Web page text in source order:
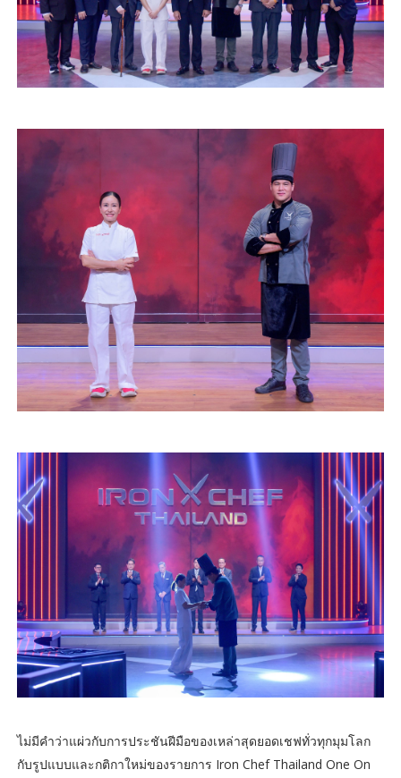
ไม่มีคำว่าแผ่วกับการประชันฝีมือของเหล่าสุดยอดเชฟทั่วทุกมุมโลก
กับรูปแบบและกติกาใหม่ของรายการ Iron Chef Thailand One On